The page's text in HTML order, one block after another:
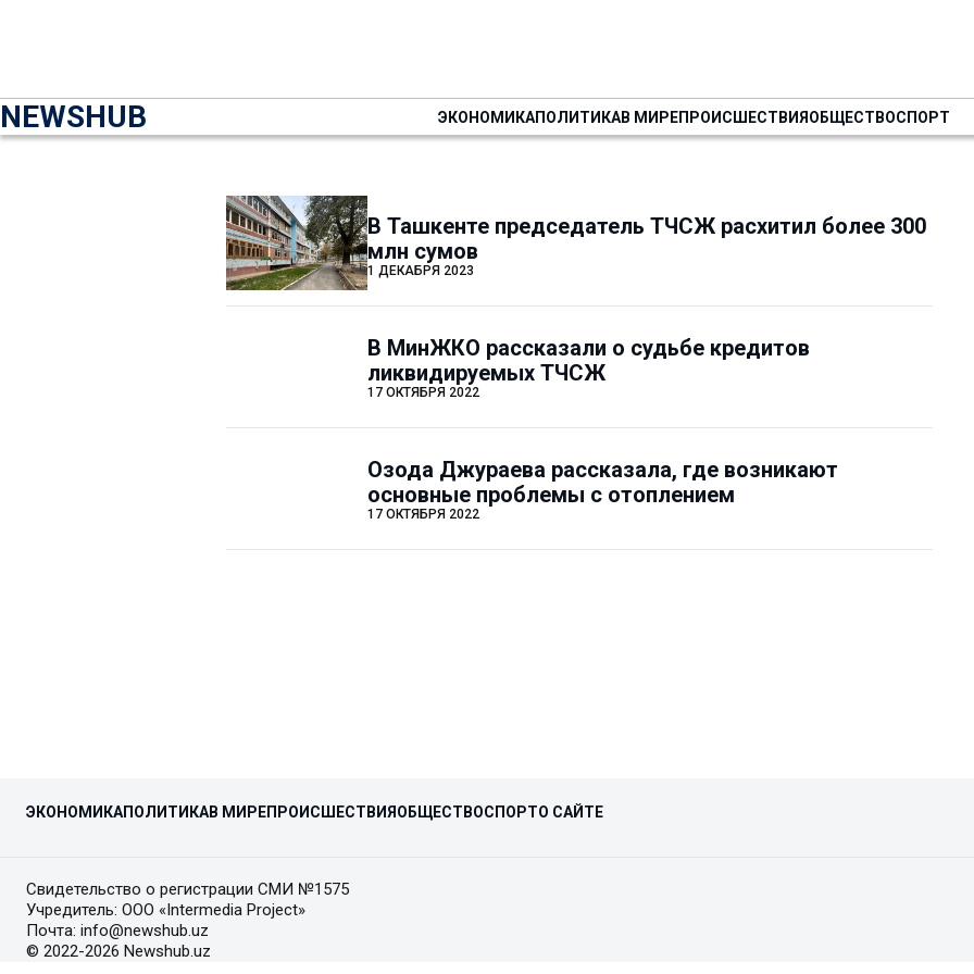
NEWSHUB ЭКОНОМИКАПОЛИТИКАВ МИРЕПРОИСШЕСТВИЯОБЩЕСТВОСПОРТ
В Ташкенте председатель ТЧСЖ расхитил более 300
млн сумов
1 ДЕКАБРЯ 2023
В МинЖКО рассказали о судьбе кредитов
ликвидируемых ТЧСЖ
17 ОКТЯБРЯ 2022
Озода Джураева рассказала, где возникают
основные проблемы с отоплением
17 ОКТЯБРЯ 2022
ЭКОНОМИКАПОЛИТИКАВ МИРЕПРОИСШЕСТВИЯ ОБЩЕСТВОСПОРТО САЙТЕ
Свидетельство о регистрации СМИ №1575
Учредитель: ООО «Intermedia Project»
Почта: info@newshub.uz
© 2022-2026 Newshub.uz